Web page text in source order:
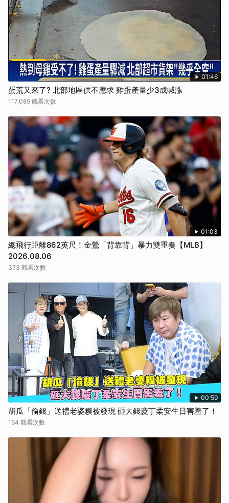
01:46
蛋荒又來了? 北部地區供不應求 雞蛋產量少3成喊漲
117,085 觀看次數
01:03
總飛行距離862英尺！金鶯「背靠背」暴力雙重奏【MLB】
2026.08.06
373 觀看次數
00:59
胡瓜「偷錢」送禮老婆糗被發現 砸大錢慶丁柔安生日害羞了！
164 觀看次數